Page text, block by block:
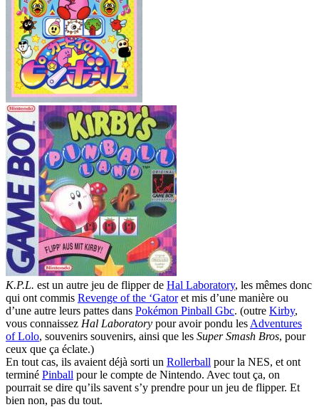
K.P.L. est un autre jeu de flipper de Hal Laboratory, les mêmes donc
qui ont commis Revenge of the ‘Gatoret mis d’une manière ou
d’une autre leurs pattes dans Pokémon Pinball Gbc. (outre Kirby,
vous connaissez Hal Laboratory pour avoir pondu les Adventures
of Lolo, souvenirs souvenirs, ainsi que les Super Smash Bros, pour
ceux que ça éclate.)
En tout cas, ils avaient déjà sorti un Rollerball pour la NES, et ont
terminé Pinball pour le compte de Nintendo. Avec tout ça, on
pourrait se dire qu’ils savent s’y prendre pour un jeu de flipper. Et
bien non, pas du tout.